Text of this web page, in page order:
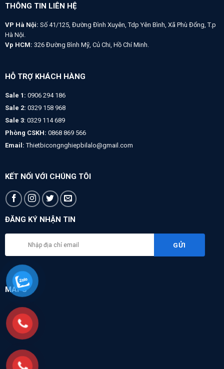
THÔNG TIN LIÊN HỆ
VP Hà Nội: Số 41/125, Đường Đình Xuyên, Tdp Yên Bình, Xã Phù Đổng, T.p
Hà Nội.
Vp HCM: 326 Đường Bình Mỹ, Củ Chi, Hồ Chí Minh.
HỖ TRỢ KHÁCH HÀNG
Sale 1: 0906 294 186
Sale 2: 0329 158 968
Sale 3: 0329 114 689
Phòng CSKH: 0868 869 566
Email: Thietbicongnghiepbilalo@gmail.com
KẾT NỐI VỚI CHÚNG TÔI
ĐĂNG KÝ NHẬN TIN
MAPS